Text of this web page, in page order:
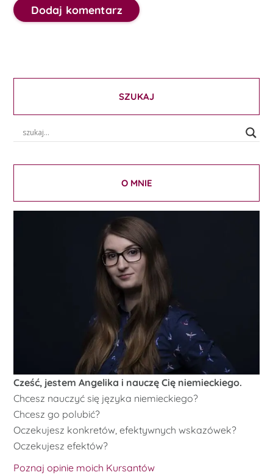
SZUKAJ
O MNIE
Cześć, jestem Angelika i nauczę Cię niemieckiego.
Chcesz nauczyć się języka niemieckiego?
Chcesz go polubić?
Oczekujesz konkretów, efektywnych wskazówek?
Oczekujesz efektów?
Poznaj opinie moich Kursantów